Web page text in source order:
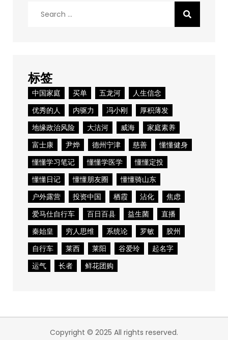
标签
中国家庭 买单 五龙河
人生信念
优秀的人
内驱力 冯小刚
厚积薄发
地缘政治风险
大沽河 威海
家庭素养
富士康
尹烨 德州宁津 慈善
懂懂健身
懂懂学习笔记
懂懂学医学
懂懂定投
懂懂日记
懂懂朋友圈
懂懂骑山东
户外露营
投资中国 栖霞 沾化
焦虑
爱马仕自行车
百日百县 益生菌
直播
秦始皇
穷人思维 系统论 罗敏
胶州
自行车
莱西 莱阳 谷爱玲
起名字
运气
长者 鲜花团购
Copyright © 2025 All rights reserved.